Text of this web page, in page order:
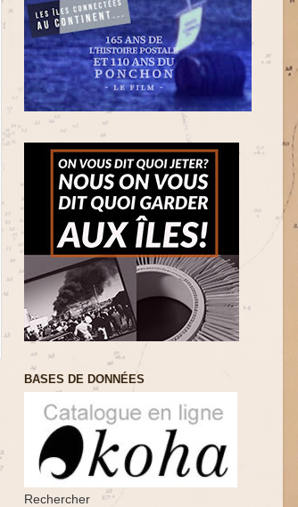
BASES DE DONNÉES
Rechercher